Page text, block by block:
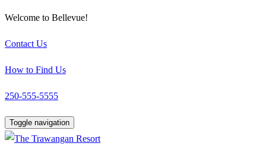
Welcome to Bellevue!
Contact Us
How to Find Us
250-555-5555
Toggle navigation